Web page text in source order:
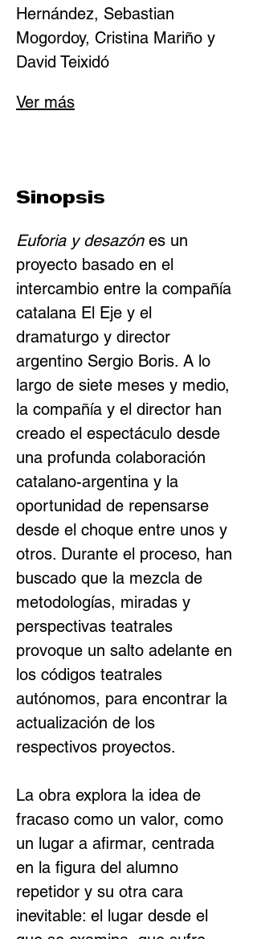
Hernández, Sebastian
Mogordoy, Cristina Mariño y
David Teixidó
Ver más
Sinopsis
Euforia y desazón es un
proyecto basado en el
intercambio entre la compañía
catalana El Eje y el
dramaturgo y director
argentino Sergio Boris. A lo
largo de siete meses y medio,
la compañía y el director han
creado el espectáculo desde
una profunda colaboración
catalano-argentina y la
oportunidad de repensarse
desde el choque entre unos y
otros. Durante el proceso, han
buscado que la mezcla de
metodologías, miradas y
perspectivas teatrales
provoque un salto adelante en
los códigos teatrales
autónomos, para encontrar la
actualización de los
respectivos proyectos.
La obra explora la idea de
fracaso como un valor, como
un lugar a afirmar, centrada
en la figura del alumno
repetidor y su otra cara
inevitable: el lugar desde el